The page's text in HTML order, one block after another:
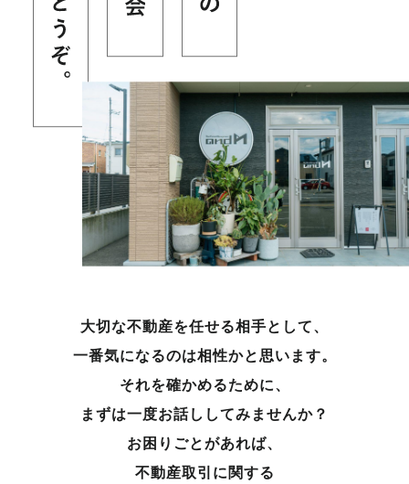
大切な不動産を任せる相手として、
一番気になるのは相性かと思います。
それを確かめるために、
まずは一度お話ししてみませんか？
お困りごとがあれば、
不動産取引に関する